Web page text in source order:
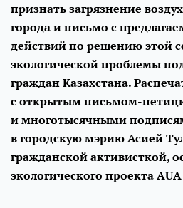
признать загрязнение
города и письмо с
действий по решению этой
экологической проблемы
граждан Казахстана.
с открытым письмом-
и многотысячными
в городскую мэрию Асией
гражданской активисткой,
экологического проекта